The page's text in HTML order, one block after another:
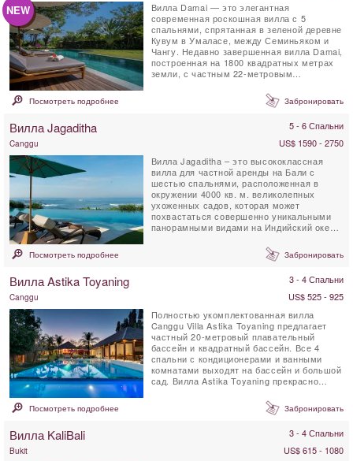
NEW
Вилла Damai — это элегантная
современная роскошная вилла с 5
спальнями, спрятанная в зеленой деревне
Кувум в Умаласе, между Семиньяком и
Чангу. Недавно завершенная вилла Damai,
построенная на 1800 квадратных метрах
земли, с частным 22-метровым
Посмотреть подробнее Забронировать
Вилла Jagaditha 5 - 6 Спальни
Canggu
US$ 1590 - 2750
Вилла Jagaditha – это высококлассная
вилла для частной аренды на Бали с
шестью спальнями, расположенная в
окружении 4000 кв. м. великолепных
ухоженных садов, которая может
похвастаться совершенно уникальными
панорамными видами на Индийский океан.
Посмотреть подробнее Забронировать
Вилла Astika Toyaning 3 - 4 Спальни
Canggu
US$ 525 - 925
Полностью укомплектованная вилла
Canggu Villa Astika Toyaning предлагает
частный 20-метровый плавательный
бассейн и квадратный бассейн. Все 4
спальни с кондиционерами и ванными
комнатами выходят на бассейн и большой
сад. Вилла Astika Toyaning прекрасно
Посмотреть подробнее Забронировать
Вилла KaliBali 3 - 4 Спальни
Bukit
US$ 615 - 1080